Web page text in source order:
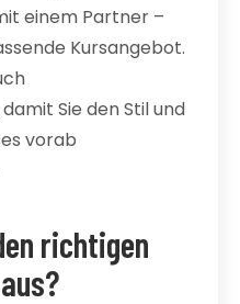
einem Partner –
Kursangebot.
Sie den Stil und
vorab
richtigen